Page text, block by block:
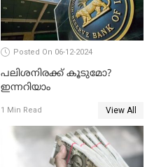
Posted On 06-12-2024
പലിശനിരക്ക് കൂടുമോ?
ഇന്നറിയാം
1 Min Read View All